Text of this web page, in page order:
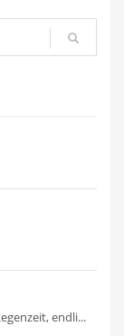
endli...